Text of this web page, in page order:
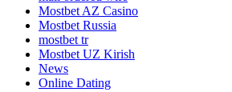
Mostbet AZ Casino
Mostbet Russia
mostbet tr
Mostbet UZ Kirish
News
Online Dating